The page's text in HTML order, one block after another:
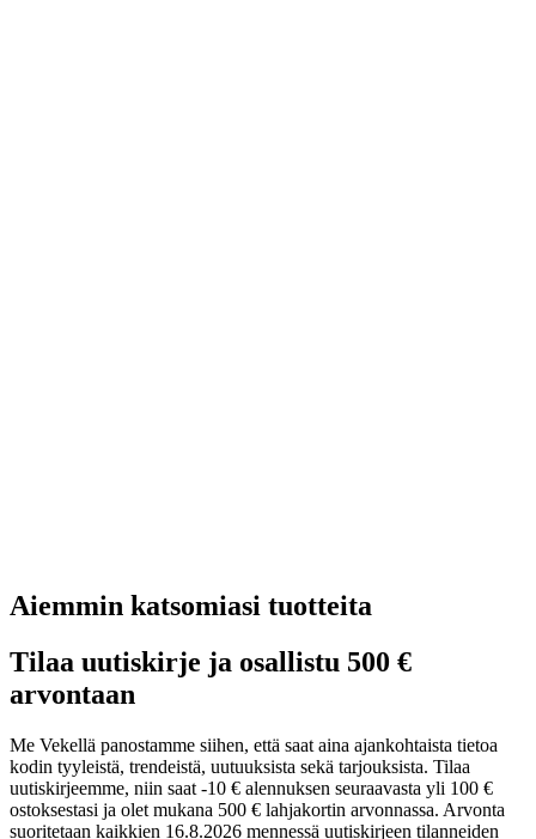
Aiemmin katsomiasi tuotteita
Tilaa uutiskirje ja osallistu 500 €
arvontaan
Me Vekellä panostamme siihen, että saat aina ajankohtaista tietoa
kodin tyyleistä, trendeistä, uutuuksista sekä tarjouksista. Tilaa
uutiskirjeemme, niin saat -10 € alennuksen seuraavasta yli 100 €
ostoksestasi ja olet mukana 500 € lahjakortin arvonnassa. Arvonta
suoritetaan kaikkien 16.8.2026 mennessä uutiskirjeen tilanneiden